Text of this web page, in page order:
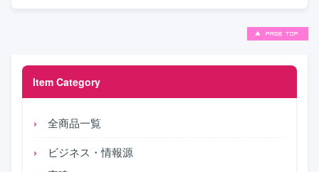
Item Category
全商品一覧
ビジネス・情報源